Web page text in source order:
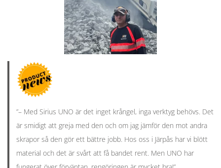
”– Med Sirius UNO är det inget krångel, inga verktyg behövs. Det
är smidigt att greja med den och om jag jämför den mot andra
skrapor så den gör ett bättre jobb. Hos oss i Järpås har vi blött
material och det är svårt att få bandet rent. Men UNO har